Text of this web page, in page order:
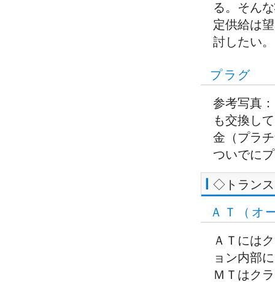
る。そん
定供給は
討したい。
プラグ
参考写真
も交換し
金（プラ
ついでに
◇トラン
ＡＴ（オ
ＡＴには
ョン内部
ＭＴはク